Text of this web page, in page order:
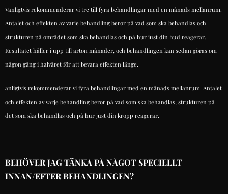
Vanligtvis rekommenderar vi tre till fyra behandlingar med en månads mellanrum.
Antalet och effekten av varje behandling beror på vad som ska behandlas och
strukturen på området som ska behandlas och på hur just din hud reagerar.
Resultatet håller i upp till arton månader, och behandlingen kan sedan göras om
någon gång i halvåret för att bevara effekten länge.
anligtvis rekommenderar vi fyra behandlingar med en månads mellanrum. Antalet
och effekten av varje behandling beror på vad som ska behandlas, strukturen på
det som ska behandlas och på hur just din kropp reagerar.
BEHÖVER JAG TÄNKA PÅ NÅGOT SPECIELLT
INNAN/EFTER BEHANDLINGEN?